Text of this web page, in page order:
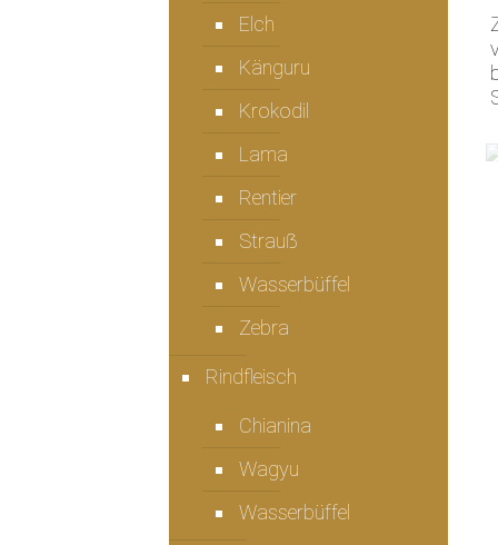
Elch
Känguru
Krokodil
Lama
Rentier
Strauẞ
Wasserbüffel
Zebra
Rindfleisch
Chianina
Wagyu
Wasserbüffel